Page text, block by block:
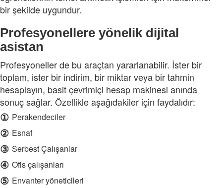
bir şekilde uygundur.
Profesyonellere yönelik dijital
asistan
Profesyoneller de bu araçtan yararlanabilir. İster bir
toplam, ister bir indirim, bir miktar veya bir tahmin
hesaplayın, basit çevrimiçi hesap makinesi anında
sonuç sağlar. Özellikle aşağıdakiler için faydalıdır:
① Perakendeciler
② Esnaf
③ Serbest Çalışanlar
④ Ofis çalışanları
⑤ Envanter yöneticileri